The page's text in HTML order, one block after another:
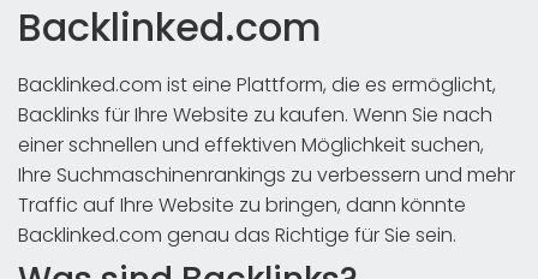
Backlinked.com
Backlinked.com ist eine Plattform, die es ermöglicht,
Backlinks für Ihre Website zu kaufen. Wenn Sie nach
einer schnellen und effektiven Möglichkeit suchen,
Ihre Suchmaschinenrankings zu verbessern und mehr
Traffic auf Ihre Website zu bringen, dann könnte
Backlinked.com genau das Richtige für Sie sein.